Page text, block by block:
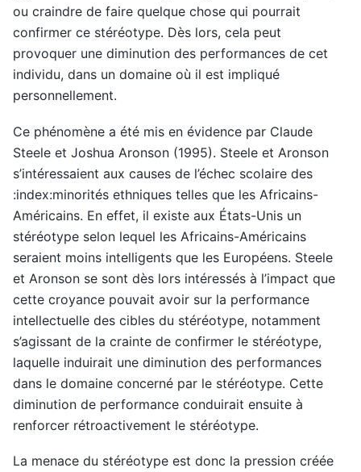
ou craindre de faire quelque chose qui pourrait
confirmer ce stéréotype. Dès lors, cela peut
provoquer une diminution des performances de cet
individu, dans un domaine où il est impliqué
personnellement.
Ce phénomène a été mis en évidence par Claude
Steele et Joshua Aronson (1995). Steele et Aronson
s’intéressaient aux causes de l’échec scolaire des
:index:minorités ethniques telles que les Africains-
Américains. En effet, il existe aux États-Unis un
stéréotype selon lequel les Africains-Américains
seraient moins intelligents que les Européens. Steele
et Aronson se sont dès lors intéressés à l’impact que
cette croyance pouvait avoir sur la performance
intellectuelle des cibles du stéréotype, notamment
s’agissant de la crainte de confirmer le stéréotype,
laquelle induirait une diminution des performances
dans le domaine concerné par le stéréotype. Cette
diminution de performance conduirait ensuite à
renforcer rétroactivement le stéréotype.
La menace du stéréotype est donc la pression créée